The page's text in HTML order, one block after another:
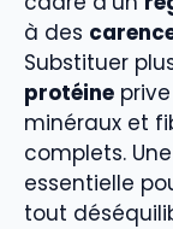
à des
Substituer
protéine
minéraux et
complets.
essentielle
tout